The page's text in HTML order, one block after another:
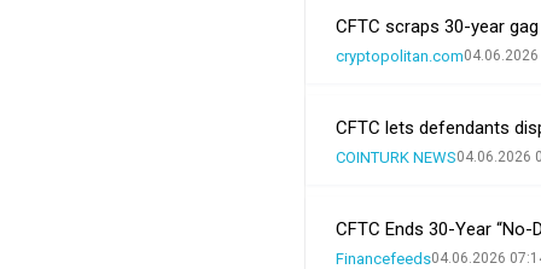
CFTC scraps 30-year
cryptopolitan.com
CFTC lets defendants
COINTURK NEWS04.06.2026
CFTC Ends 30-Year
Financefeeds04.06.2026